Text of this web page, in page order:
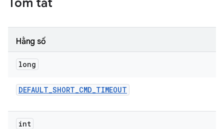
Tóm tắt
Hằng số
long
DEFAULT_SHORT_CMD_TIMEOUT
int